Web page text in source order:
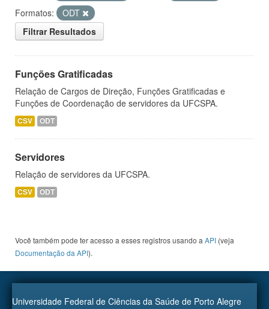
Formatos:
ODT
Filtrar Resultados
Funções Gratificadas
Relação de Cargos de Direção, Funções Gratificadas e
Funções de Coordenação de servidores da UFCSPA.
CSV ODT
Servidores
Relação de servidores da UFCSPA.
CSV ODT
Você também pode ter acesso a esses registros usando a API (veja
Documentação da API).
Universidade Federal de Ciências da Saúde de Porto Alegre